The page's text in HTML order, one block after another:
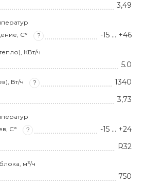
3,49
С°
? -15 … +46
КВт/ч
5.0
Вт/ч ? 1340
3,73
С°
? -15 … +24
R32
м³/ч
750